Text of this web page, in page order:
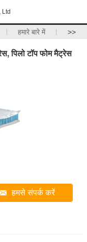
Ltd
हमारे बारे में >>
पिलो टॉप फोम मैट्रेस
हमसे संपर्क करें